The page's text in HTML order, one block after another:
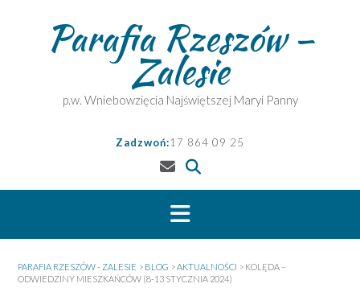
Parafia Rzeszów –
Zalesie
p.w. Wniebowzięcia Najświętszej Maryi Panny
Zadzwoń:17 864 09 25
PARAFIA RZESZÓW - ZALESIE > BLOG >AKTUALNOŚCI > KOLĘDA –
ODWIEDZINY MIESZKAŃCÓW (8-13 STYCZNIA 2024)